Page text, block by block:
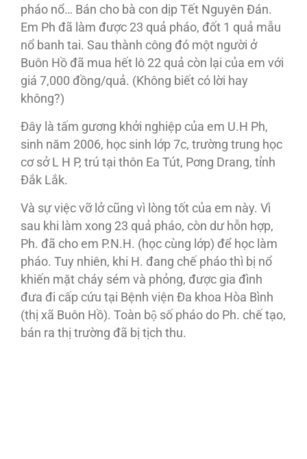
pháo nổ… Bán cho bà con dịp Tết Nguyên Ðán.
Em Ph đã làm được 23 quả pháo, đốt 1 quả mẫu
nổ banh tai. Sau thành công đó một người ở
Buôn Hồ đã mua hết lô 22 quả còn lại của em với
giá 7,000 đồng/quả. (Không biết có lời hay
không?)
Ðây là tấm gương khởi nghiệp của em U.H Ph,
sinh năm 2006, học sinh lớp 7c, trường trung học
cơ sở L H P, trú tại thôn Ea Tút, Pơng Drang, tỉnh
Ðắk Lắk.
Và sự việc vỡ lở cũng vì lòng tốt của em này. Vì
sau khi làm xong 23 quả pháo, còn dư hỗn hợp,
Ph. đã cho em P.N.H. (học cùng lớp) để học làm
pháo. Tuy nhiên, khi H. đang chế pháo thì bị nổ
khiến mặt cháy sém và phỏng, được gia đình
đưa đi cấp cứu tại Bệnh viện Ða khoa Hòa Bình
(thị xã Buôn Hồ). Toàn bộ số pháo do Ph. chế tạo,
bán ra thị trường đã bị tịch thu.